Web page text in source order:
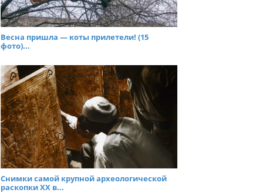
Весна пришла — коты прилетели! (15
фото)...
Снимки самой крупной археологической
раскопки ХХ в...